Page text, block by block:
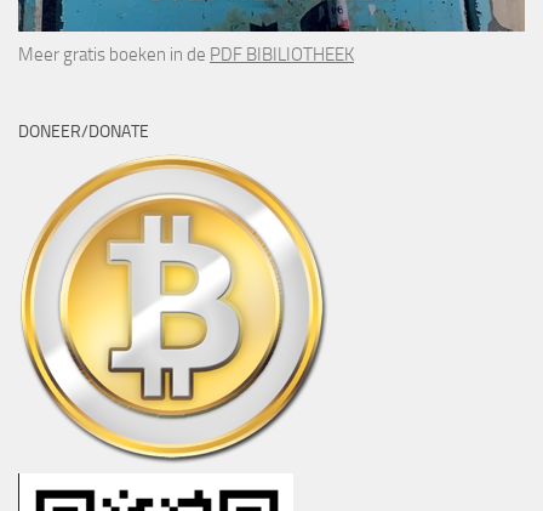
Meer gratis boeken in de PDF BIBILIOTHEEK
DONEER/DONATE